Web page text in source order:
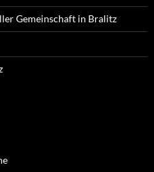
Gemeinschaft in Bralitz